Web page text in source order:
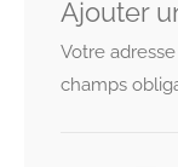
Ajouter
Votre
champs